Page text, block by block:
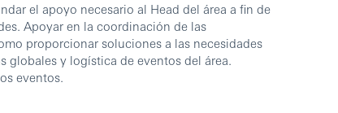
el apoyo necesario al Head del área a fin de
Apoyar en la coordinación de las
proporcionar soluciones a las necesidades
globales y logística de eventos del área.
eventos.